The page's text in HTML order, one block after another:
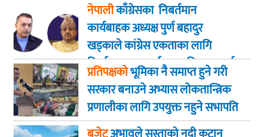
नेपालीकाँग्रेसका निबर्तमान
कार्यबाहक अध्यक्ष पुर्ण बहादुर
खड्काले कांग्रेस एकताका लागि
निर्णायक पहल गर्न सभापति थापालाई
आग्रह
प्रतिपक्षकोभूमिका नै समाप्त हुने गरी
सरकार बनाउने अभ्यास लोकतान्त्रिक
प्रणालीका लागि उपयुक्त नहुने सभापति
गगन कुमार थापा